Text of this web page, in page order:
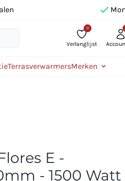
0
Verlanglijst
TerrasverwarmersMerken
E -
- 1500 Watt